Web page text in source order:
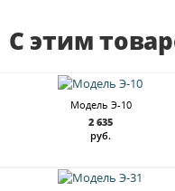
С этим
Модель Э-10
2 635
руб.